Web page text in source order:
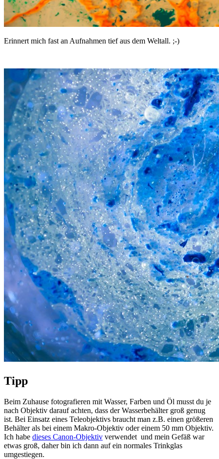
Erinnert mich fast an Aufnahmen tief aus dem Weltall. ;-)
Tipp
Beim Zuhause fotografieren mit Wasser, Farben und Öl musst du je
nach Objektiv darauf achten, dass der Wasserbehälter groß genug
ist. Bei Einsatz eines Teleobjektivs braucht man z.B. einen größeren
Behälter als bei einem Makro-Objektiv oder einem 50 mm Objektiv.
Ich habe dieses Canon-Objektiv verwendet und mein Gefäß war
etwas groß, daher bin ich dann auf ein normales Trinkglas
umgestiegen.